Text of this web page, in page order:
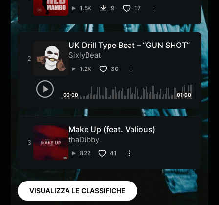
1.5K 9 17
UK Drill Type Beat – “GUN SHOT”
SixlyBeat
1.2K 30
00:00 01:00
Make Up (feat. Valious)
thaDibby
822 41
VISUALIZZA LE CLASSIFICHE